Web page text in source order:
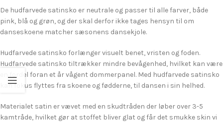
De hudfarvede satinsko er neutrale og passer til alle farver, både
pink, blå og grøn, og der skal derfor ikke tages hensyn til om
danseskoene matcher sæsonens dansekjole.
Hudfarvede satinsko forlænger visuelt benet, vristen og foden.
Hudfarvede satinsko tiltrækker mindre bevågenhed, hvilket kan være
en fordel foran et år vågent dommerpanel. Med hudfarvede satinsko
kan fokus flyttes fra skoene og fødderne, til dansen i sin helhed.
Materialet satin er vævet med en skudtråden der løber over 3-5
kamtråde, hvilket gør at stoffet bliver glat og får det smukke skin vi